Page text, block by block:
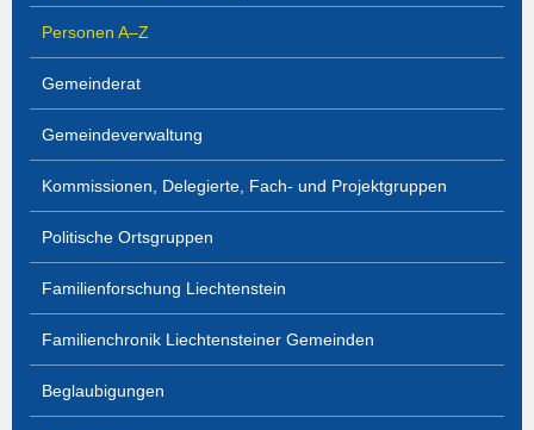
Personen A–Z
Gemeinderat
Gemeindeverwaltung
Kommissionen, Delegierte, Fach- und Projektgruppen
Politische Ortsgruppen
Familienforschung Liechtenstein
Familienchronik Liechtensteiner Gemeinden
Beglaubigungen